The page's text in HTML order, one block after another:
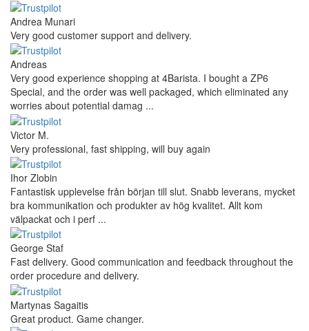
Andrea Munari
Very good customer support and delivery.
Andreas
Very good experience shopping at 4Barista. I bought a ZP6
Special, and the order was well packaged, which eliminated any
worries about potential damag ...
Victor M.
Very professional, fast shipping, will buy again
Ihor Zlobin
Fantastisk upplevelse från början till slut. Snabb leverans, mycket
bra kommunikation och produkter av hög kvalitet. Allt kom
välpackat och i perf ...
George Staf
Fast delivery. Good communication and feedback throughout the
order procedure and delivery.
Martynas Sagaitis
Great product. Game changer.